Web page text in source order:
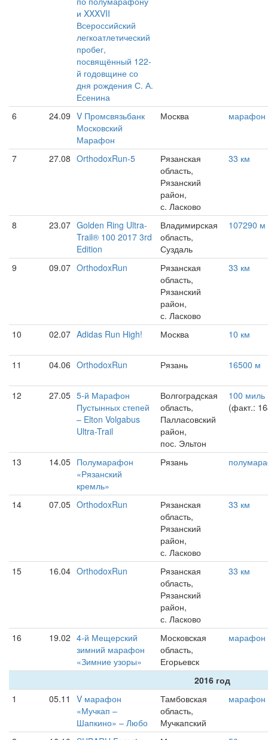
и XXXVII
Всероссийский
легкоатлетический
пробег,
посвящённый 122-
й годовщине со
дня рождения С. А.
Есенина
6 24.09 V Промсвязьбанк
Московский
Марафон
Москва марафон
7 27.08 OrthodoxRun-5
Рязанская
область,
Рязанский
район,
с. Ласково
33 км
8 23.07 Golden Ring Ultra-
Trail® 100 2017 3rd
Edition
Владимирская
область,
Суздаль
107290 м
9 09.07 OrthodoxRun
Рязанская
область,
Рязанский
район,
с. Ласково
33 км
10 02.07 Adidas Run High! Москва 10 км
11 04.06 OrthodoxRun Рязань 16500 м
12 27.05 5-й Марафон
Пустынных степей
– Elton Volgabus
Ultra-Trail
Волгоградская
область,
Палласовский
район,
пос. Эльтон
100 миль
(факт.:
13 14.05 Полумарафон
«Рязанский
кремль»
Рязань
14 07.05 OrthodoxRun
Рязанская
область,
Рязанский
район,
с. Ласково
33 км
15 16.04 OrthodoxRun
Рязанская
область,
Рязанский
район,
с. Ласково
33 км
16 19.02 4-й Мещерский
зимний марафон
«Зимние узоры»
Московская
область,
Егорьевск
марафон
2016 год
1
05.11
V марафон
«Мучкап –
Шапкино» – Любо
Тамбовская
область,
Мучкапский
марафон